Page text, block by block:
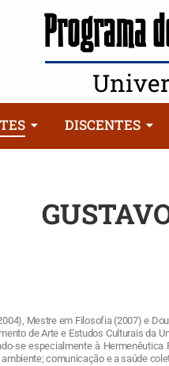
Programa
DISCENTES
Mestre em Filosofia (2007) e
de Arte e Estudos Culturais da
se especialmente à
comunicação e a saúde